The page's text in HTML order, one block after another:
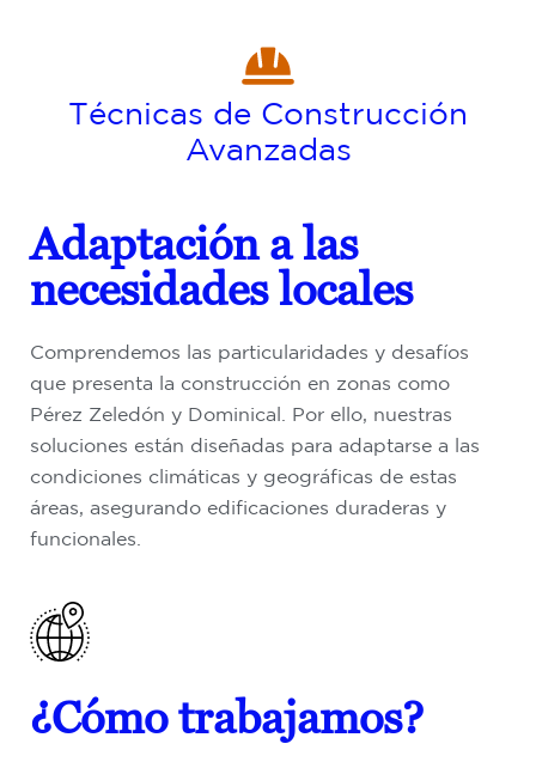
Técnicas de Construcción
Avanzadas
Adaptación a las
necesidades locales
Comprendemos las particularidades y desafíos
que presenta la construcción en zonas como
Pérez Zeledón y Dominical. Por ello, nuestras
soluciones están diseñadas para adaptarse a las
condiciones climáticas y geográficas de estas
áreas, asegurando edificaciones duraderas y
funcionales.
¿Cómo trabajamos?